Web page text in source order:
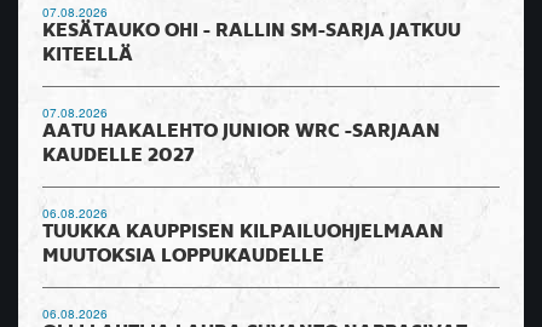
07.08.2026
KESÄTAUKO OHI - RALLIN SM-SARJA JATKUU
KITEELLÄ
07.08.2026
AATU HAKALEHTO JUNIOR WRC -SARJAAN
KAUDELLE 2027
06.08.2026
TUUKKA KAUPPISEN KILPAILUOHJELMAAN
MUUTOKSIA LOPPUKAUDELLE
06.08.2026